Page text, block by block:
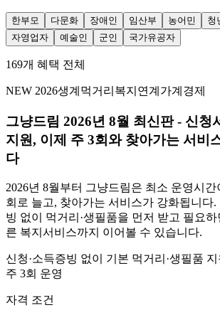
한부모 다문화 장애인 임산부 농어민 청
자영업자
예술인 군인 국가유공자
169개 혜택 전체
NEW 2026생계 먹거리 복지연계 가계경제
그냥드림 2026년 8월 최신판 - 신청
지원, 이제 주 3회와 찾아가는 서비
다
2026년 8월부터 그냥드림은 최소 운영시
회로 늘고, 찾아가는 서비스가 강화됩니다.
빙 없이 먹거리·생필품을 먼저 받고 필요
른 복지서비스까지 이어볼 수 있습니다.
신청·소득증빙 없이 기본 먹거리·생필품
주 3회 운영
자격 조건